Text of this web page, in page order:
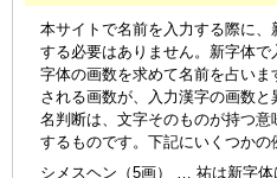
本サイトで名前を入力する際に
する必要はありません。新字体
字体の画数を求めて名前を占い
される画数が、入力漢字の画数
名判断は、文字そのものが持つ
するものです。下記にいくつかの
シメスヘン（5画） … 祐は新字